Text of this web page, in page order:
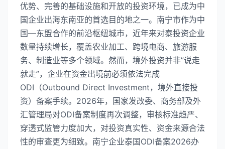
优势、完善的基础设施和开放的投资环境，已成为中
国企业出海东南亚的首选目的地之一。南宁市作为中
国—东盟合作的前沿枢纽城市，近年来对泰投资企业
数量持续增长，覆盖农业加工、跨境电商、旅游服
务、制造业等多个领域。然而，境外投资并非”说走
就走”，企业在资金出境前必须依法完成
ODI（Outbound Direct Investment，境外直接投
资）备案手续。2026年，国家发改委、商务部及外
汇管理局对ODI备案制度再次调整，审核标准趋严、
穿透式监管力度加大，对投资真实性、资金来源合法
性的审查更为细致。南宁企业泰国ODI备案2026办